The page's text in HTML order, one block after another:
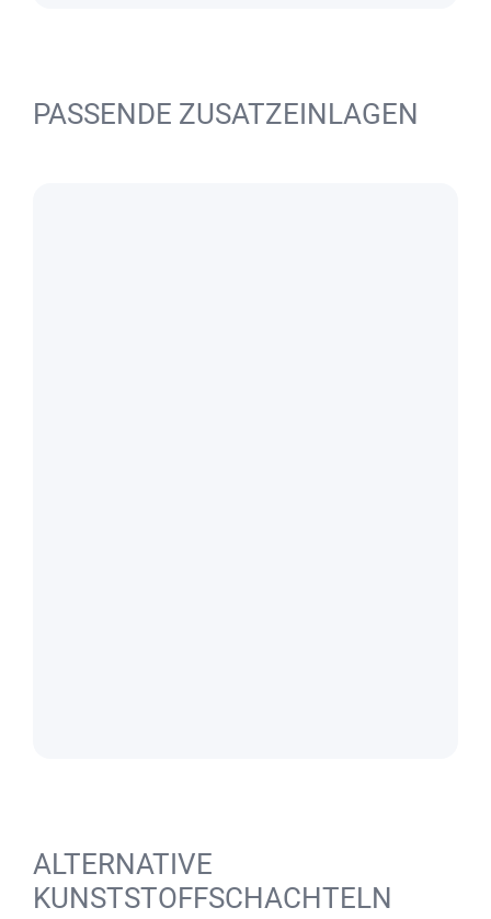
PASSENDE ZUSATZEINLAGEN
ALTERNATIVE
KUNSTSTOFFSCHACHTELN